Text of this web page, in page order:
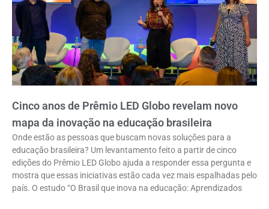
Cinco anos de Prêmio LED Globo revelam novo
mapa da inovação na educação brasileira
Onde estão as pessoas que buscam novas soluções para a
educação brasileira? Um levantamento feito a partir de cinco
edições do Prêmio LED Globo ajuda a responder essa pergunta e
mostra que essas iniciativas estão cada vez mais espalhadas pelo
país. O estudo “O Brasil que inova na educação: Aprendizados